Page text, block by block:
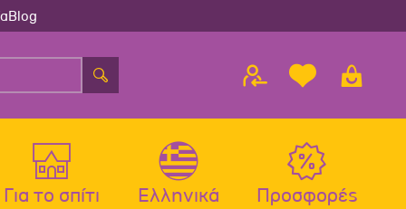
Blog
Για το σπίτι Ελληνικά Προσφορές